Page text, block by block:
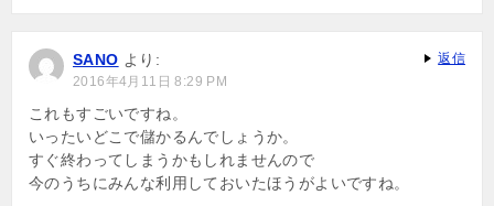
SANO より:
2016年4月11日 8:29 PM
これもすごいですね。
いったいどこで儲かるんでしょうか。
すぐ終わってしまうかもしれませんので
今のうちにみんな利用しておいたほうがよいですね。
返信